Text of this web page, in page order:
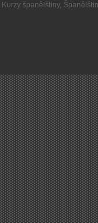
Kurzy španělštiny,